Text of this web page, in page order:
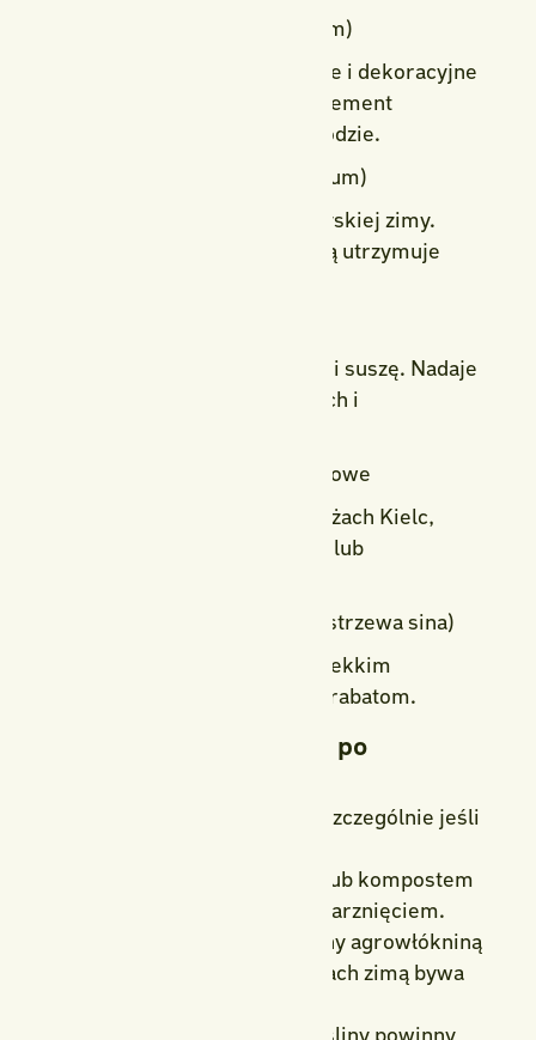
3. Ostrokrzew (Ilex aquifolium)
Zimozielone, błyszczące liście i dekoracyjne
czerwone owoce – idealny element
świątecznego klimatu w ogrodzie.
4. Mahonia (Mahonia aquifolium)
Dobrze znosi warunki kielczyskiej zimy.
Wiosną kwitnie na żółto, zimą utrzymuje
Wyjątkowo odporny na mróz i suszę. Nadaje
się do ogrodów nowoczesnych i
6. Kosodrzewina i sosny karłowe
Idealne do ogrodów na obrzeżach Kielc,
gdzie teren bywa kamienisty lub
7. Trawy zimozielone (np. kostrzewa sina)
Pięknie wyglądają nawet po lekkim
przymrozie, dodają lekkości rabatom.
Jak dbać o zimozielone po
Podlewaj przed zimą – szczególnie jeśli
Ściółkuj korzenie korą lub kompostem
– chroni to przed przemarznięciem.
Zabezpiecz młode rośliny agrowłókniną
przed wiatrem (w Kielcach zimą bywa